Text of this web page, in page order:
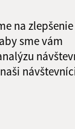
na
sme vám